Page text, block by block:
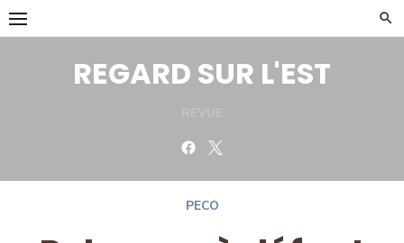
Skip
to
REGARD SUR L'EST
Facebook
PECO